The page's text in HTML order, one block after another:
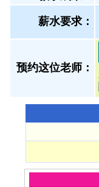
薪水要求：
预约这位老师：